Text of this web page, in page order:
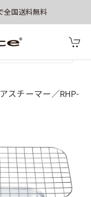
全国送料無料
スチーマー／RHP-